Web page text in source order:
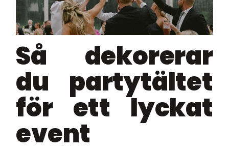
Så dekorerar
du partytältet
för ett lyckat
event